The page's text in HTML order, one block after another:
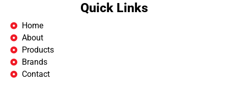
Quick Links
Home
About
Products
Brands
Contact